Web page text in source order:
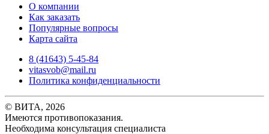
О компании
Как заказать
Популярные вопросы
Карта сайта
8 (41643) 5-45-84
vitasvob@mail.ru
Политика конфиденциальности
© ВИТА, 2026
Имеются противопоказания.
Необходима консультация специалиста